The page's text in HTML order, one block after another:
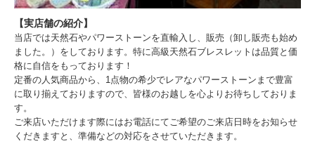
【実店舗の紹介】
当店では天然石やパワーストーンを直輸入し、販売（卸し販売も始め
ました。）をしております。特に高級天然石ブレスレットは品質と価
格に自信をもっております！
定番の人気商品から、1点物の希少でレアなパワーストーンまで豊富
に取り揃えておりますので、皆様のお越しを心よりお待ちしておりま
す。
ご来店いただけます際にはお電話にてご希望のご来店日時をお知らせ
くだきますと、準備などの対応をさせていただきます。